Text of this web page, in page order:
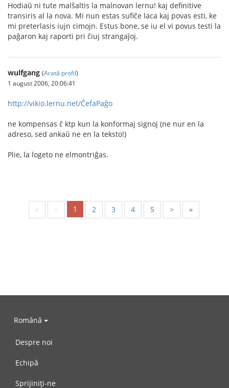
Hodiaŭ ni tute malŝaltis la malnovan lernu! kaj definitive
transiris al la nova. Mi nun estas sufiĉe laca kaj povas esti, ke
mi preterlasis iujn cimojn. Estus bone, se iu el vi povus testi la
paĝaron kaj raporti pri ĉiuj strangaĵoj.
wulfgang (Arată profil)
1 august 2006, 20:06:41
http://vikio.lernu.net/ĈefaPaĝo
ne kompensas ĉ ktp kun la konformaj signoj (ne nur en la
adreso, sed ankaŭ ne en la teksto!)
Plie, la logeto ne elmontriĝas.
« < 1 2 3 4 5 > »
Română
Despre noi
Echipă
Sprijiniți-ne